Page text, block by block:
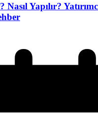
Nasıl Yapılır?